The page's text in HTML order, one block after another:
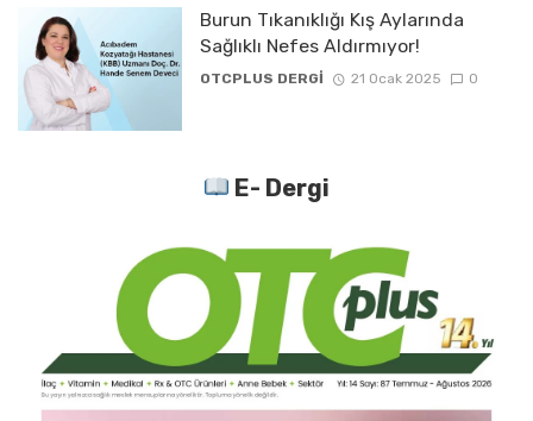
Burun Tıkanıklığı Kış Aylarında
Sağlıklı Nefes Aldırmıyor!
OTCPLUS DERGİ 21 Ocak 2025 0
E- Dergi